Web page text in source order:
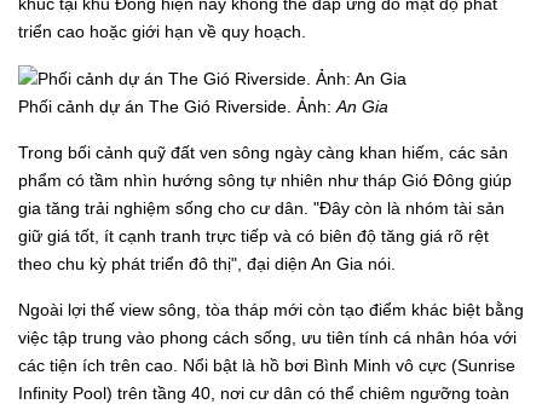
triển cao hoặc giới hạn về quy hoạch.
Phối cảnh dự án The Gió Riverside. Ảnh: An Gia
Trong bối cảnh quỹ đất ven sông ngày càng khan hiếm, các sản
phẩm có tầm nhìn hướng sông tự nhiên như tháp Gió Đông giúp
gia tăng trải nghiệm sống cho cư dân. "Đây còn là nhóm tài sản
giữ giá tốt, ít cạnh tranh trực tiếp và có biên độ tăng giá rõ rệt
theo chu kỳ phát triển đô thị", đại diện An Gia nói.
Ngoài lợi thế view sông, tòa tháp mới còn tạo điểm khác biệt bằng
việc tập trung vào phong cách sống, ưu tiên tính cá nhân hóa với
các tiện ích trên cao. Nổi bật là hồ bơi Bình Minh vô cực (Sunrise
Infinity Pool) trên tầng 40, nơi cư dân có thể chiêm ngưỡng toàn